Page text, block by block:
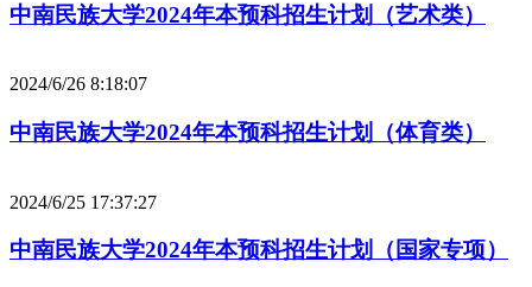
中南民族大学2024年本预科招生计划（艺术类）
2024/6/26 8:18:07
中南民族大学2024年本预科招生计划（体育类）
2024/6/25 17:37:27
中南民族大学2024年本预科招生计划（国家专项）